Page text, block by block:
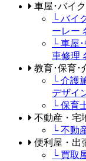
車屋･バイ
└ バイ
ーレー
└ 車屋
車修理
教育･保育･
└ 介護
デザイ
└ 保育
不動産・宅
└ 不動
便利屋・出
└ 買取